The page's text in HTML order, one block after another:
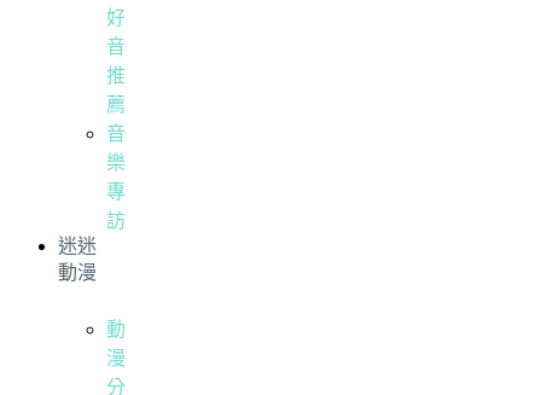
好
音
推
薦
音
樂
專
訪
迷迷
動漫
動
漫
分